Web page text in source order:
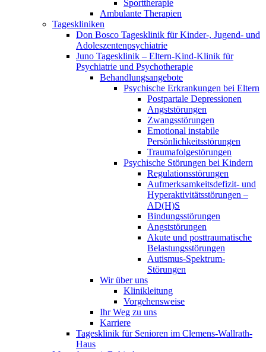
Sporttherapie
Ambulante Therapien
Tageskliniken
Don Bosco Tagesklinik für Kinder-, Jugend- und
Adoleszentenpsychiatrie
Juno Tagesklinik – Eltern-Kind-Klinik für
Psychiatrie und Psychotherapie
Behandlungsangebote
Psychische Erkrankungen bei Eltern
Postpartale Depressionen
Angststörungen
Zwangsstörungen
Emotional instabile
Persönlichkeitsstörungen
Traumafolgestörungen
Psychische Störungen bei Kindern
Regulationsstörungen
Aufmerksamkeitsdefizit- und
Hyperaktivitätsstörungen –
AD(H)S
Bindungsstörungen
Angststörungen
Akute und posttraumatische
Belastungsstörungen
Autismus-Spektrum-
Störungen
Wir über uns
Klinikleitung
Vorgehensweise
Ihr Weg zu uns
Karriere
Tagesklinik für Senioren im Clemens-Wallrath-
Haus